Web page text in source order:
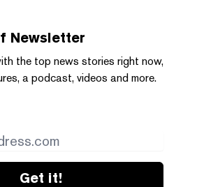
Newsletter
the top news stories right now,
a podcast, videos and more.
Get it!